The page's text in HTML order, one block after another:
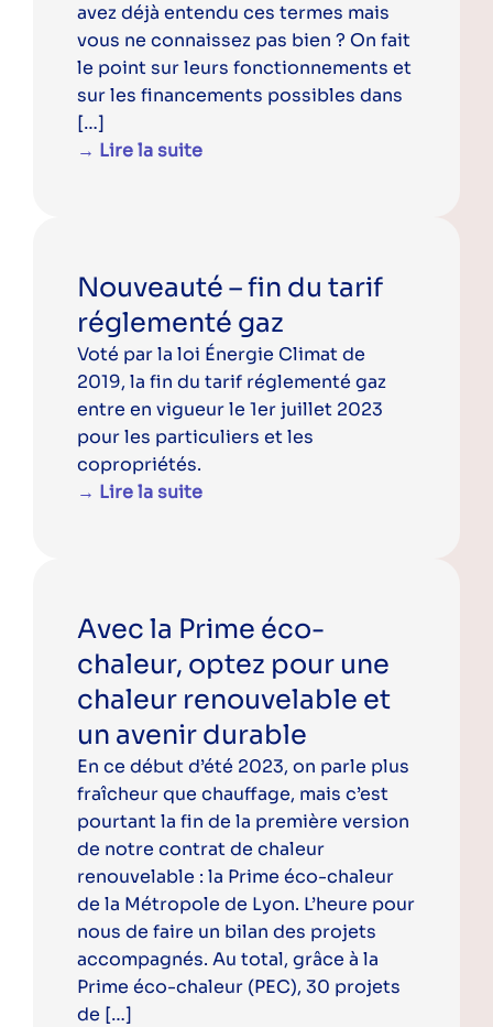
avez déjà entendu ces termes mais
vous ne connaissez pas bien ? On fait
le point sur leurs fonctionnements et
sur les financements possibles dans
[…]
→ Lire la suite
Nouveauté – fin du tarif
réglementé gaz
Voté par la loi Énergie Climat de
2019, la fin du tarif réglementé gaz
entre en vigueur le 1er juillet 2023
pour les particuliers et les
copropriétés.
→ Lire la suite
Avec la Prime éco-
chaleur, optez pour une
chaleur renouvelable et
un avenir durable
En ce début d’été 2023, on parle plus
fraîcheur que chauffage, mais c’est
pourtant la fin de la première version
de notre contrat de chaleur
renouvelable : la Prime éco-chaleur
de la Métropole de Lyon. L’heure pour
nous de faire un bilan des projets
accompagnés. Au total, grâce à la
Prime éco-chaleur (PEC), 30 projets
de […]